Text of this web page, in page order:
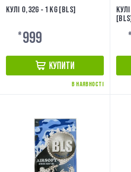
КУЛІ 0,32G - 1 KG [BLS]
₴ 999
КУПИТИ
В НАЯВНОСТІ
₴